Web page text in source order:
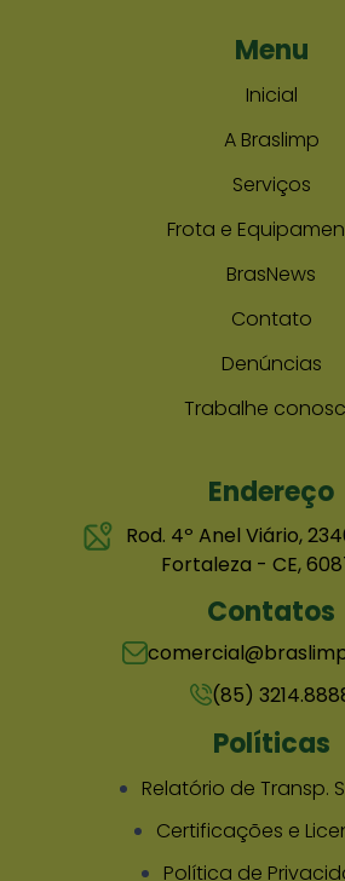
Menu
Inicial
A Braslimp
Serviços
Frota e
BrasNews
Contato
Denúncias
Trabalhe
Endereço
Rod. 4º Anel Viário,
Fortaleza - CE,
Contatos
(85)
Políticas
Relatório de Transp.
Certificações e
Política de